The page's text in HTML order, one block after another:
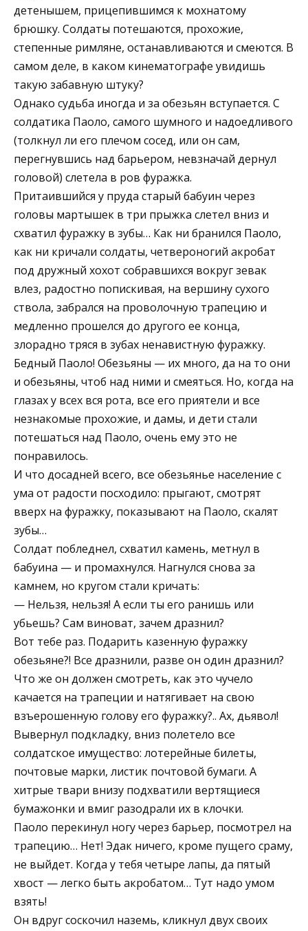
детенышем, прицепившимся к мохнатому
брюшку. Солдаты потешаются, прохожие,
степенные римляне, останавливаются и смеются. В
самом деле, в каком кинематографе увидишь
такую забавную штуку?
Однако судьба иногда и за обезьян вступается. С
солдатика Паоло, самого шумного и надоедливого
(толкнул ли его плечом сосед, или он сам,
перегнувшись над барьером, невзначай дернул
головой) слетела в ров фуражка.
Притаившийся у пруда старый бабуин через
головы мартышек в три прыжка слетел вниз и
схватил фуражку в зубы… Как ни бранился Паоло,
как ни кричали солдаты, четвероногий акробат
под дружный хохот собравшихся вокруг зевак
влез, радостно попискивая, на вершину сухого
ствола, забрался на проволочную трапецию и
медленно прошелся до другого ее конца,
злорадно тряся в зубах ненавистную фуражку.
Бедный Паоло! Обезьяны — их много, да на то они
и обезьяны, чтоб над ними и смеяться. Но, когда на
глазах у всех вся рота, все его приятели и все
незнакомые прохожие, и дамы, и дети стали
потешаться над Паоло, очень ему это не
понравилось.
И что досадней всего, все обезьянье население с
ума от радости посходило: прыгают, смотрят
вверх на фуражку, показывают на Паоло, скалят
зубы…
Солдат побледнел, схватил камень, метнул в
бабуина — и промахнулся. Нагнулся снова за
камнем, но кругом стали кричать:
— Нельзя, нельзя! А если ты его ранишь или
убьешь? Сам виноват, зачем дразнил?
Вот тебе раз. Подарить казенную фуражку
обезьяне?! Все дразнили, разве он один дразнил?
Что же он должен смотреть, как это чучело
качается на трапеции и натягивает на свою
взъерошенную голову его фуражку?.. Ах, дьявол!
Вывернул подкладку, вниз полетело все
солдатское имущество: лотерейные билеты,
почтовые марки, листик почтовой бумаги. А
хитрые твари внизу подхватили вертящиеся
бумажонки и вмиг разодрали их в клочки.
Паоло перекинул ногу через барьер, посмотрел на
трапецию… Нет! Эдак ничего, кроме пущего сраму,
не выйдет. Когда у тебя четыре лапы, да пятый
хвост — легко быть акробатом… Тут надо умом
взять!
Он вдруг соскочил наземь, кликнул двух своих